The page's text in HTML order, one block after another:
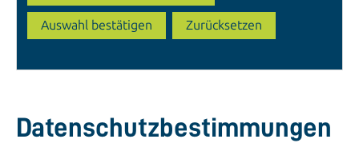
Datenschutzbestimmungen